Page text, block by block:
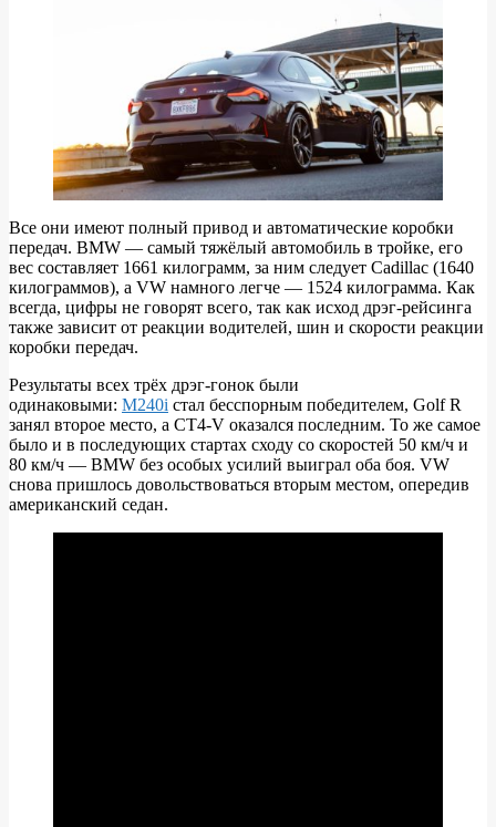
Все они имеют полный привод и автоматические коробки
передач. BMW — самый тяжёлый автомобиль в тройке, его
вес составляет 1661 килограмм, за ним следует Cadillac (1640
килограммов), а VW намного легче — 1524 килограмма. Как
всегда, цифры не говорят всего, так как исход дрэг-рейсинга
также зависит от реакции водителей, шин и скорости реакции
коробки передач.
Результаты всех трёх дрэг-гонок были
одинаковыми: M240i стал бесспорным победителем, Golf R
занял второе место, а CT4-V оказался последним. То же самое
было и в последующих стартах сходу со скоростей 50 км/ч и
80 км/ч — BMW без особых усилий выиграл оба боя. VW
снова пришлось довольствоваться вторым местом, опередив
американский седан.